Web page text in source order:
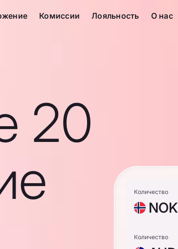
Комиссии Лояльность О нас
20
Количество
NOK
Количество